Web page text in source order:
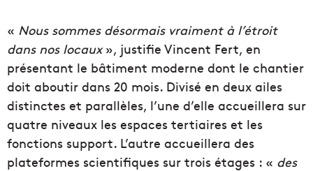
« Nous sommes désormais vraiment à l’étroit
dans nos locaux», justifie Vincent Fert, en
présentant le bâtiment moderne dont le chantier
doit aboutir dans 20 mois. Divisé en deux ailes
distinctes et parallèles, l’une d’elle accueillera sur
quatre niveaux les espaces tertiaires et les
fonctions support. L’autre accueillera des
plateformes scientifiques sur trois étages : « des